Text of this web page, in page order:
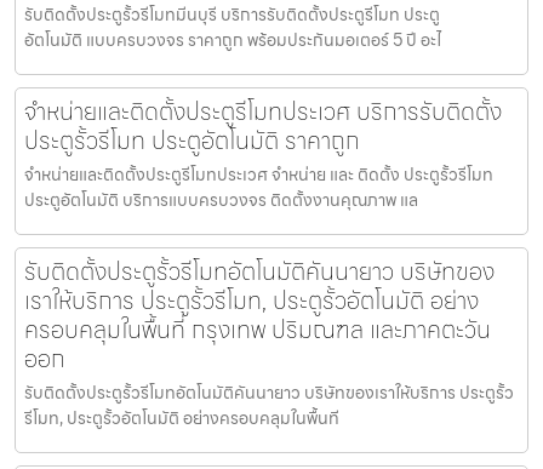
รับติดตั้งประตูรั้วรีโมทมีนบุรี บริการรับติดตั้งประตูรีโมท ประตู
อัตโนมัติ แบบครบวงจร ราคาถูก พร้อมประกันมอเตอร์ 5 ปี อะไ
จำหน่ายและติดตั้งประตูรีโมทประเวศ บริการรับติดตั้ง
ประตูรั้วรีโมท ประตูอัตโนมัติ ราคาถูก
จำหน่ายและติดตั้งประตูรีโมทประเวศ จำหน่าย และ ติดตั้ง ประตูรั้วรีโมท
ประตูอัตโนมัติ บริการแบบครบวงจร ติดตั้งงานคุณภาพ แล
รับติดตั้งประตูรั้วรีโมทอัตโนมัติคันนายาว บริษัทของ
เราให้บริการ ประตูรั้วรีโมท, ประตูรั้วอัตโนมัติ อย่าง
ครอบคลุมในพื้นที่ กรุงเทพ ปริมณฑล และภาคตะวัน
ออก
รับติดตั้งประตูรั้วรีโมทอัตโนมัติคันนายาว บริษัทของเราให้บริการ ประตูรั้ว
รีโมท, ประตูรั้วอัตโนมัติ อย่างครอบคลุมในพื้นที